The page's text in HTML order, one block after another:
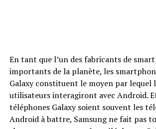
En tant que l’un des fabricants de
importants de la planète, les
Galaxy constituent le moyen par lequel
utilisateurs interagiront avec Android.
téléphones Galaxy soient souvent les
Android à battre, Samsung ne fait pas